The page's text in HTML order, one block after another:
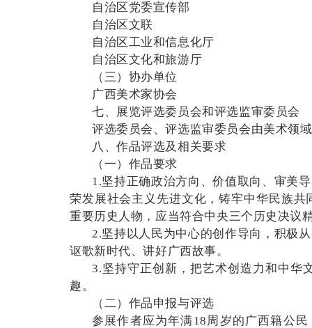
自治区党委宣传部
自治区文联
自治区工业和信息化厅
自治区文化和旅游厅
（三）协办单位
广西美术家协会
七、展览评选委员会和评选监审委员会
评选委员会、评选监审委员会由美术领
八、作品评选及相关要求
（一）作品要求
1.坚持正确政治方向、价值取向、审美
荣发展社会主义先进文化，铸牢中华民族
重要历史人物，应当符合中央三个历史决议
2.坚持以人民为中心的创作导向，积极
讴歌新时代、讲好广西故事。
3.坚持守正创新，把艺术创造力和中华
趣。
（二）作品申报与评选
参展作者应为年满18周岁的广西籍公